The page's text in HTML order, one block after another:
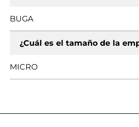
BUGA
¿Cuál es el tamaño de la
MICRO